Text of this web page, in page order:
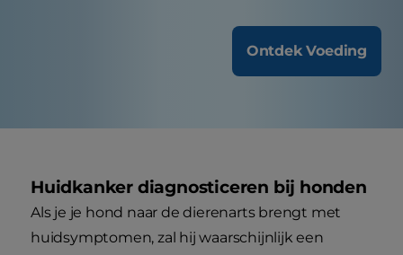
Ontdek Voeding
Huidkanker diagnosticeren bij honden
Als je je hond naar de dierenarts brengt met
huidsymptomen, zal hij waarschijnlijk een